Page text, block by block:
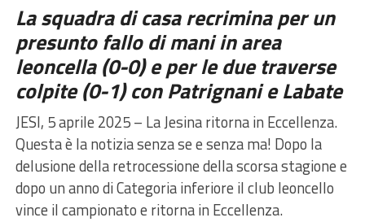
La squadra di casa recrimina per un
presunto fallo di mani in area
leoncella (0-0) e per le due traverse
colpite (0-1) con Patrignani e Labate
JESI, 5 aprile 2025 – La Jesina ritorna in Eccellenza.
Questa è la notizia senza se e senza ma! Dopo la
delusione della retrocessione della scorsa stagione e
dopo un anno di Categoria inferiore il club leoncello
vince il campionato e ritorna in Eccellenza.